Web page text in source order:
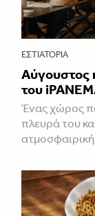
ΕΣΤΙΑΤΌΡΙΑ
Αύγουστος
του
Ένας χώρος
πλευρά του